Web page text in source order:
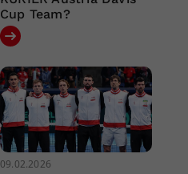
Cup Team?
09.02.2026